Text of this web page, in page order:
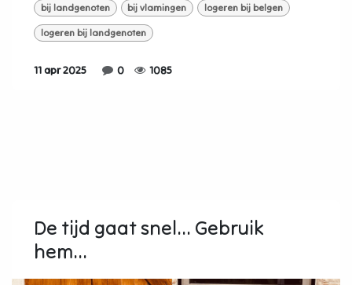
bij landgenoten bij vlamingen logeren bij belgen
logeren bij landgenoten
11 apr 2025 0 1085
De tijd gaat snel... Gebruik
hem...